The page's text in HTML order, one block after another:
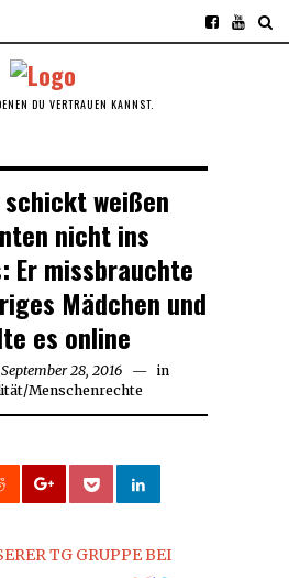
DU VERTRAUEN KANNST.
weißen
nicht ins
Er missbrauchte
Mädchen und
es online
September 28, 2016 September
28,
in
/Menschenrechte
TG GRUPPE BEI